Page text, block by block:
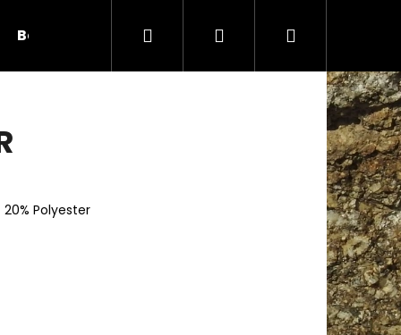
Bambule Háčky Duté vlákno
Hledat PřihlášeníNákupní
košík
Polyester